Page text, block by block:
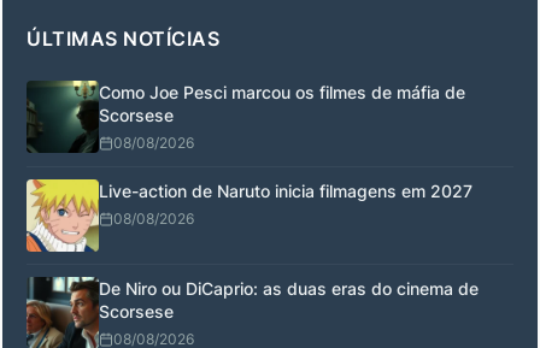
ÚLTIMAS NOTÍCIAS
Como Joe Pesci marcou os filmes de máfia de
Scorsese
08/08/2026
Live-action de Naruto inicia filmagens em 2027
08/08/2026
De Niro ou DiCaprio: as duas eras do cinema de
Scorsese
08/08/2026